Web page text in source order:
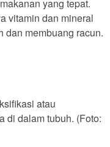
yang tepat.
vitamin dan mineral
dan membuang racun.
atau
di dalam tubuh. (Foto: